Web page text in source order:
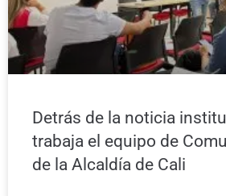
Detrás de la noticia
trabaja el equipo de
de la Alcaldía de Cali